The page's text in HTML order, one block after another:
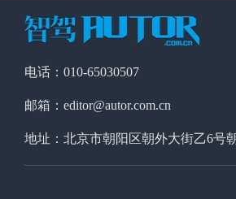
电话：010-65030507
邮箱：editor@autor.com.cn
地址：北京市朝阳区朝外大街乙6号